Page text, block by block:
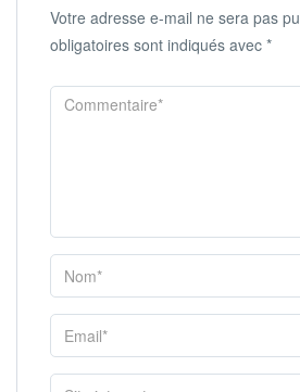
Votre adresse e-mail ne sera pas
obligatoires sont indiqués avec *